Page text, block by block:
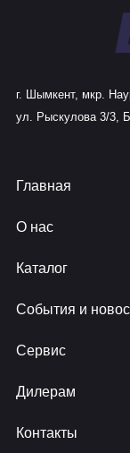
г. Шымкент, мкр.
ул. Рыскулова 3/3,
Главная
О нас
Каталог
События и
Сервис
Дилерам
Контакты